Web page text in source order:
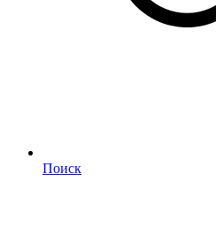
Поиск